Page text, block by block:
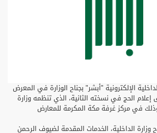
الإلكترونية "أبشر" بجناح الوزارة في المعرض
الحج في نسخته الثانية، الذي تنظمه وزارة
وذلك في مركز غرفة مكة المكرمة للمعارض
وزارة الداخلية، الخدمات المقدمة لضيوف الرحمن